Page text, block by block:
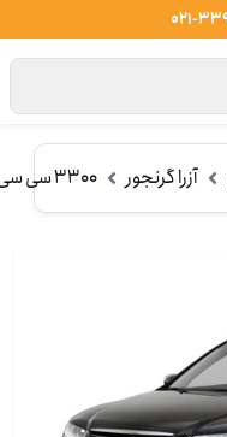
آزرا گرنجور 3300 سی سی (2006-2010)